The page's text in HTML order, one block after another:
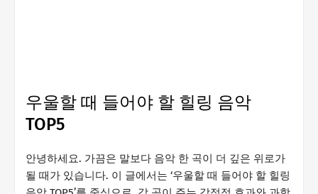
우울할 때 들어야 할 힐링 음악
TOP5
안녕하세요. 가끔은 말보다 음악 한 곡이 더 깊은 위로가
될 때가 있습니다. 이 글에서는 ‘우울할 때 들어야 할 힐링